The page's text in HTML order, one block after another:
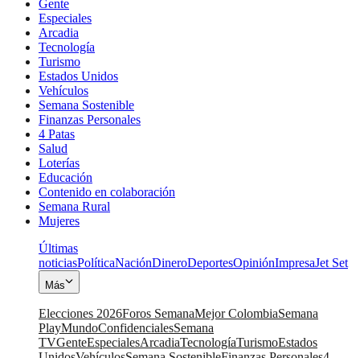
Gente
Especiales
Arcadia
Tecnología
Turismo
Estados Unidos
Vehículos
Semana Sostenible
Finanzas Personales
4 Patas
Salud
Loterías
Educación
Contenido en colaboración
Semana Rural
Mujeres
Últimas
noticiasPolíticaNaciónDineroDeportesOpiniónImpresaJet Set
Más
Elecciones 2026Foros SemanaMejor ColombiaSemana
PlayMundoConfidencialesSemana
TVGenteEspecialesArcadiaTecnologíaTurismoEstados